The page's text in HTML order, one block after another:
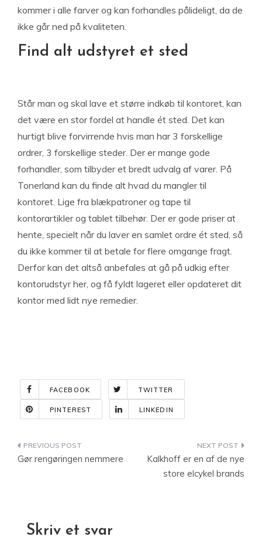
kommer i alle farver og kan forhandles pålideligt, da de
ikke går ned på kvaliteten.
Find alt udstyret et sted
Står man og skal lave et større indkøb til kontoret, kan
det være en stor fordel at handle ét sted. Det kan
hurtigt blive forvirrende hvis man har 3 forskellige
ordrer, 3 forskellige steder. Der er mange gode
forhandler, som tilbyder et bredt udvalg af varer. På
Tonerland kan du finde alt hvad du mangler til
kontoret. Lige fra blækpatroner og tape til
kontorartikler og tablet tilbehør. Der er gode priser at
hente, specielt når du laver en samlet ordre ét sted, så
du ikke kommer til at betale for flere omgange fragt.
Derfor kan det altså anbefales at gå på udkig efter
kontorudstyr her, og få fyldt lageret eller opdateret dit
kontor med lidt nye remedier.
FACEBOOK TWITTER
PINTEREST LINKEDIN
Indlægsnavigation
Gør rengøringen nemmere
Kalkhoff er en af de nye
store elcykel brands
Skriv et svar